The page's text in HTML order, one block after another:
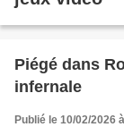
Piégé dans
infernale
Publié le 10/02/2026